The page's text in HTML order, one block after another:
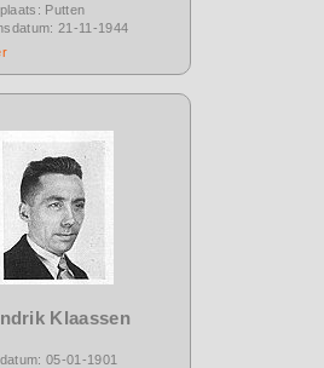
Putten
21-11-1944
Klaassen
05-01-1901